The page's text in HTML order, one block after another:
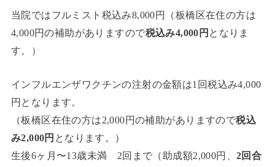
当院ではフルミスト税込み8,000円（板橋区在住の方は
4,000円の補助がありますので税込み4,000円 となりま
す。）
インフルエンザワクチンの注射の金額は1回税込み4,000
円となります。
（板橋区在住の方は2,000円の補助がありますので税込
み2,000円 となります。）
生後6ヶ月〜13歳未満 2回まで（助成額2,000円、2回合